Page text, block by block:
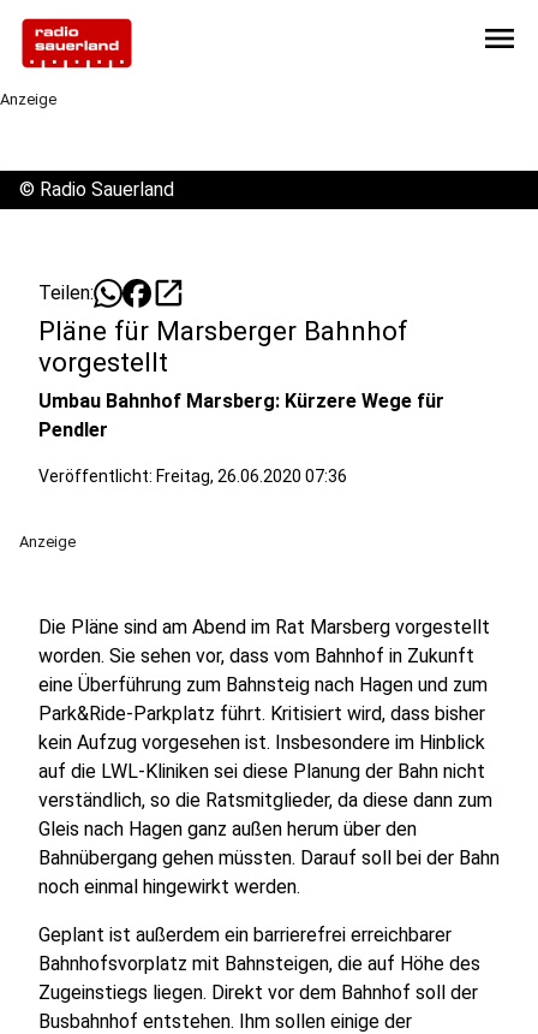
menu
Anzeige
© Radio Sauerland
Teilen: open_in_new
Pläne für Marsberger Bahnhof
vorgestellt
Umbau Bahnhof Marsberg: Kürzere Wege für
Pendler
Veröffentlicht: Freitag, 26.06.2020 07:36
Anzeige
Die Pläne sind am Abend im Rat Marsberg vorgestellt
worden. Sie sehen vor, dass vom Bahnhof in Zukunft
eine Überführung zum Bahnsteig nach Hagen und zum
Park&Ride-Parkplatz führt. Kritisiert wird, dass bisher
kein Aufzug vorgesehen ist. Insbesondere im Hinblick
auf die LWL-Kliniken sei diese Planung der Bahn nicht
verständlich, so die Ratsmitglieder, da diese dann zum
Gleis nach Hagen ganz außen herum über den
Bahnübergang gehen müssten. Darauf soll bei der Bahn
noch einmal hingewirkt werden.
Geplant ist außerdem ein barrierefrei erreichbarer
Bahnhofsvorplatz mit Bahnsteigen, die auf Höhe des
Zugeinstiegs liegen. Direkt vor dem Bahnhof soll der
Busbahnhof entstehen. Ihm sollen einige der